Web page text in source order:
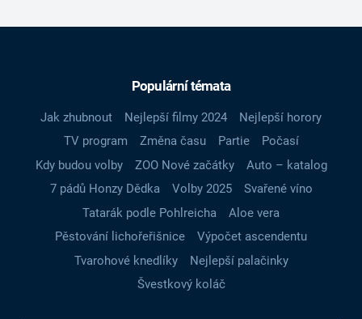
Populární témata
Jak zhubnout Nejlepší filmy 2024
Nejlepší horory
TV program
Změna času Partie
Počasí
Kdy budou volby
ZOO Nové začátky
Auto – katalog
7 pádů Honzy Dědka
Volby 2025
Svařené víno
Tatarák podle Pohlreicha
Aloe vera
Pěstování lichořeřišnice
Výpočet ascendentu
Tvarohové knedlíky
Nejlepší palačinky
Švestkový koláč